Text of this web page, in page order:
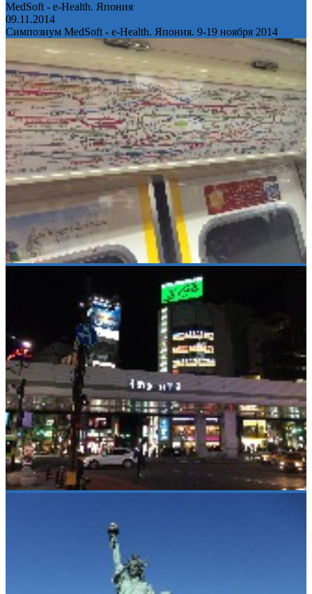
MedSoft - e-Health. Япония
09.11.2014
Симпозиум MedSoft - e-Health. Япония. 9-19 ноября 2014